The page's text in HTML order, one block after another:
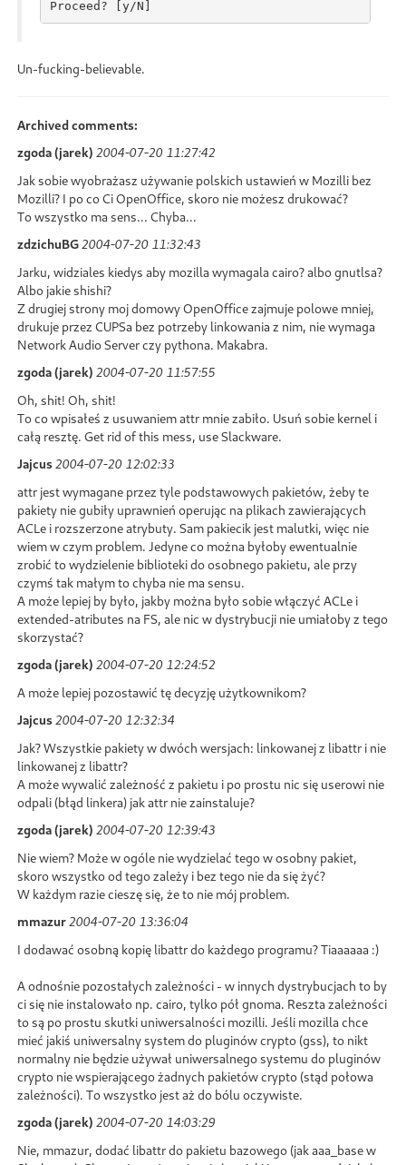
Un-fucking-believable.
Archived comments:
zgoda (jarek) 2004-07-20 11:27:42
Jak sobie wyobrażasz używanie polskich ustawień w Mozilli bez
Mozilli? I po co Ci OpenOffice, skoro nie możesz drukować?
To wszystko ma sens... Chyba...
zdzichuBG2004-07-20 11:32:43
Jarku, widziales kiedys aby mozilla wymagala cairo? albo gnutlsa?
Albo jakie shishi?
Z drugiej strony moj domowy OpenOffice zajmuje polowe mniej,
drukuje przez CUPSa bez potrzeby linkowania z nim, nie wymaga
Network Audio Server czy pythona. Makabra.
zgoda (jarek) 2004-07-20 11:57:55
Oh, shit! Oh, shit!
To co wpisałeś z usuwaniem attr mnie zabiło. Usuń sobie kernel i
całą resztę. Get rid of this mess, use Slackware.
Jajcus2004-07-20 12:02:33
attr jest wymagane przez tyle podstawowych pakietów, żeby te
pakiety nie gubiły uprawnień operując na plikach zawierających
ACLe i rozszerzone atrybuty. Sam pakiecik jest malutki, więc nie
wiem w czym problem. Jedyne co można byłoby ewentualnie
zrobić to wydzielenie biblioteki do osobnego pakietu, ale przy
czymś tak małym to chyba nie ma sensu.
A może lepiej by było, jakby można było sobie włączyć ACLe i
extended-atributes na FS, ale nic w dystrybucji nie umiałoby z tego
skorzystać?
zgoda (jarek) 2004-07-20 12:24:52
A może lepiej pozostawić tę decyzję użytkownikom?
Jajcus2004-07-20 12:32:34
Jak? Wszystkie pakiety w dwóch wersjach: linkowanej z libattr i nie
linkowanej z libattr?
A może wywalić zależność z pakietu i po prostu nic się userowi nie
odpali (błąd linkera) jak attr nie zainstaluje?
zgoda (jarek) 2004-07-20 12:39:43
Nie wiem? Może w ogóle nie wydzielać tego w osobny pakiet,
skoro wszystko od tego zależy i bez tego nie da się żyć?
W każdym razie cieszę się, że to nie mój problem.
mmazur2004-07-20 13:36:04
I dodawać osobną kopię libattr do każdego programu? Tiaaaaaa :)
A odnośnie pozostałych zależności - w innych dystrybucjach to by
ci się nie instalowało np. cairo, tylko pół gnoma. Reszta zależności
to są po prostu skutki uniwersalności mozilli. Jeśli mozilla chce
mieć jakiś uniwersalny system do pluginów crypto (gss), to nikt
normalny nie będzie używał uniwersalnego systemu do pluginów
crypto nie wspierającego żadnych pakietów crypto (stąd połowa
zależności). To wszystko jest aż do bólu oczywiste.
zgoda (jarek) 2004-07-20 14:03:29
Nie, mmazur, dodać libattr do pakietu bazowego (jak aaa_base w